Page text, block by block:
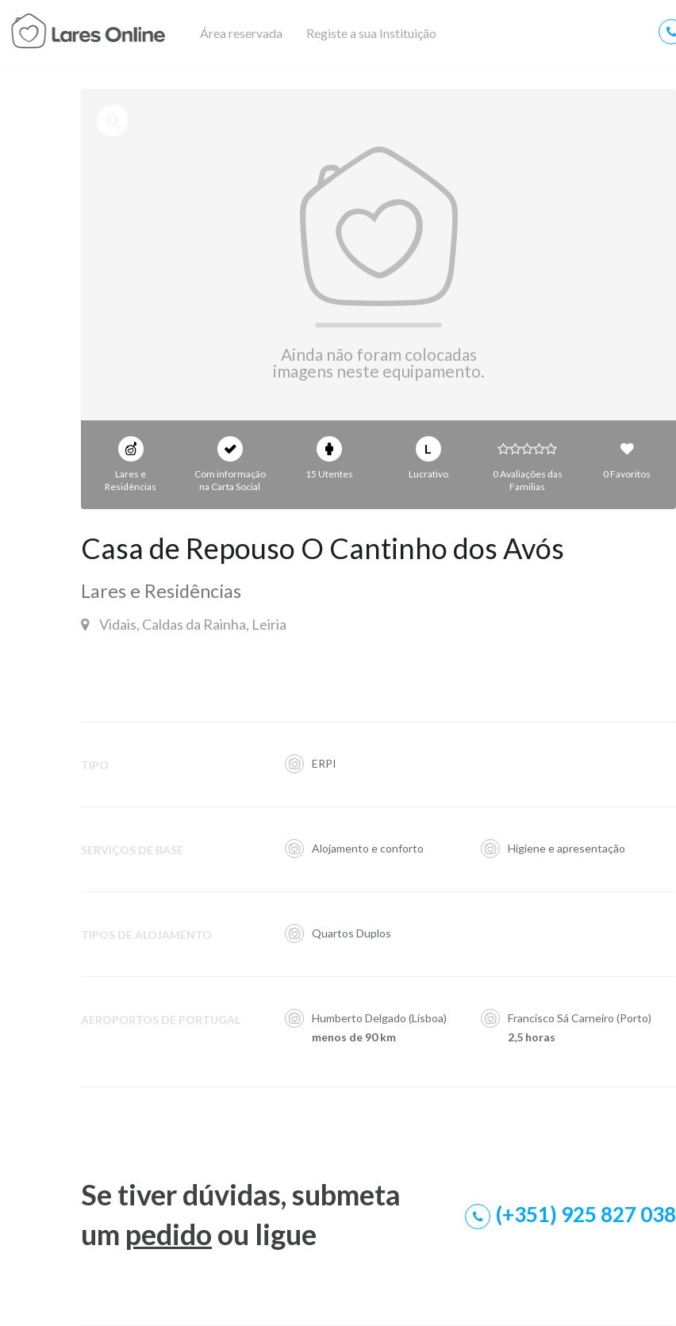
Área reservada Registe a sua Instituição
Ainda não foram colocadas
imagens neste equipamento.
Lares e
Residências
Com informação
na Carta Social
15 Utentes
L
Lucrativo
0 Avaliações das
Familias
0 Favoritos
Casa de Repouso O Cantinho dos Avós
Lares e Residências
Vidais, Caldas da Rainha, Leiria
TIPO ERPI
SERVIÇOS DE BASE Alojamento e conforto Higiene e apresentação
TIPOS DE ALOJAMENTO Quartos Duplos
AEROPORTOS DE PORTUGAL
Humberto Delgado (Lisboa)
menos de 90 km
Francisco Sá Carneiro (Porto)
2,5 horas
Se tiver dúvidas, submeta
um pedido ou ligue
(+351) 925 827 038